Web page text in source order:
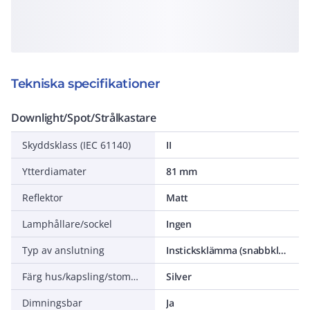
Tekniska specifikationer
Downlight/Spot/Strålkastare
Skyddsklass (IEC 61140)
II
Ytterdiamater
81 mm
Reflektor
Matt
Lamphållare/sockel
Ingen
Typ av anslutning
Insticksklämma (snabbklämma)
Färg hus/kapsling/stomme
Silver
Dimningsbar
Ja